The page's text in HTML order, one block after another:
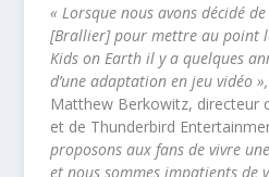
« Lorsque nous avons décidé
[Brallier] pour mettre au point
Kids on Earth il y a quelques
d’une adaptation en jeu vidéo »,
Matthew Berkowitz, directeur
et de Thunderbird
proposons aux fans de vivre
et nous sommes impatients de